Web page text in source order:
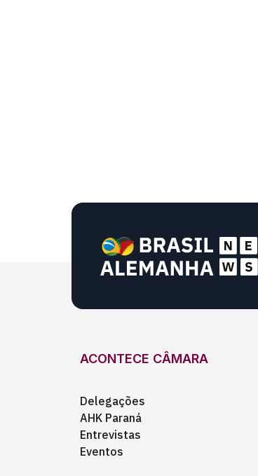
ACONTECE CÂMARA
Delegações
AHK Paraná
Entrevistas
Eventos